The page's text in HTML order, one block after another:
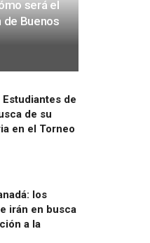
será el
de Buenos
de
de su
en el Torneo
los
irán en busca
a la